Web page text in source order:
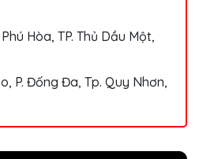
Hòa, TP. Thủ Dầu Một,
P. Đống Đa, Tp. Quy Nhơn,